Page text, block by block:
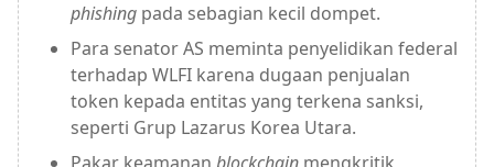
phishing pada sebagian kecil dompet.
Para senator AS meminta penyelidikan federal
terhadap WLFI karena dugaan penjualan
token kepada entitas yang terkena sanksi,
seperti Grup Lazarus Korea Utara.